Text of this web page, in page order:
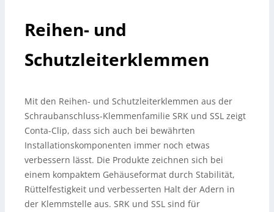
Reihen- und
Schutzleiterklemmen
Mit den Reihen- und Schutzleiterklemmen aus der
Schraubanschluss-Klemmenfamilie SRK und SSL zeigt
Conta-Clip, dass sich auch bei bewährten
Installationskomponenten immer noch etwas
verbessern lässt. Die Produkte zeichnen sich bei
einem kompaktem Gehäuseformat durch Stabilität,
Rüttelfestigkeit und verbesserten Halt der Adern in
der Klemmstelle aus. SRK und SSL sind für